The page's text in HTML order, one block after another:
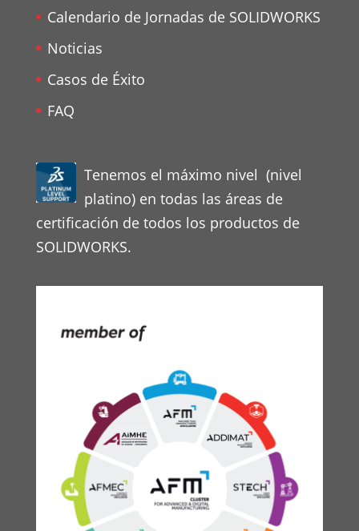
Calendario de Jornadas de SOLIDWORKS
Noticias
Casos de Éxito
FAQ
Tenemos el máximo nivel (nivel
platino) en todas las áreas de
certificación de todos los productos de
SOLIDWORKS.